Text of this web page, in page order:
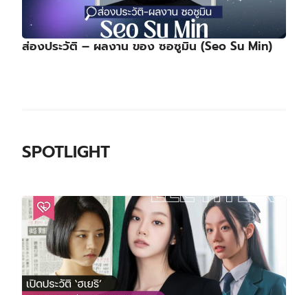
ส่องประวัติ – ผลงาน ของ ซอซูมิน (Seo Su Min)
SPOTLIGHT